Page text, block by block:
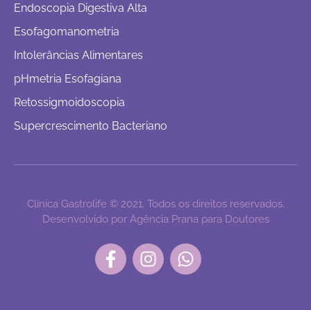
Endoscopia Digestiva Alta
Esofagomanometria
Intolerâncias Alimentares
pHmetria Esofagiana
Retossigmoidoscopia
Supercrescimento Bacteriano
Clínica Gastrolife © 2021. Todos os direitos reservados.
Desenvolvido por Agência Prana para Doutores